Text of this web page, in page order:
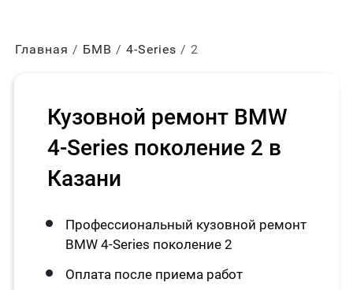
Главная БМВ 4-Series 2
Кузовной ремонт BMW
4-Series поколение 2 в
Казани
Профессиональный кузовной ремонт
BMW 4-Series поколение 2
Оплата после приема работ